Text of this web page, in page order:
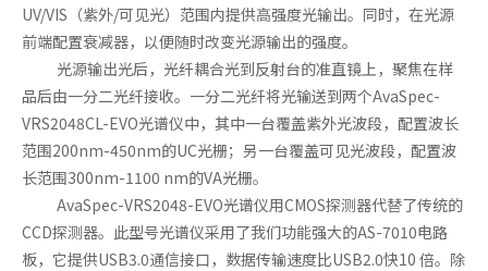
UV/VIS（紫外/可见光）范围内提供高强度光输出。同时，在光源
前端配置衰减器，以便随时改变光源输出的强度。
光源输出光后，光纤耦合光到反射台的准直镜上，聚焦在样
品后由一分二光纤接收。一分二光纤将光输送到两个AvaSpec-
VRS2048CL-EVO光谱仪中，其中一台覆盖紫外光波段，配置波长
范围200nm-450nm的UC光栅；另一台覆盖可见光波段，配置波
长范围300nm-1100 nm的VA光栅。
AvaSpec-VRS2048-EVO光谱仪用CMOS探测器代替了传统的
CCD探测器。此型号光谱仪采用了我们功能强大的AS-7010电路
板，它提供USB3.0通信接口，数据传输速度比USB2.0快10 倍。除